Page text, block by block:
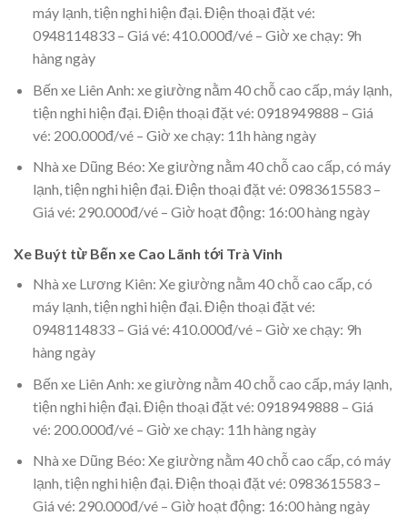
máy lạnh, tiện nghi hiện đại. Điện thoại đặt vé:
0948114833 – Giá vé: 410.000đ/vé – Giờ xe chạy: 9h
hàng ngày
Bến xe Liên Anh: xe giường nằm 40 chỗ cao cấp, máy lạnh,
tiện nghi hiện đại. Điện thoại đặt vé: 0918949888 – Giá
vé: 200.000đ/vé – Giờ xe chạy: 11h hàng ngày
Nhà xe Dũng Béo: Xe giường nằm 40 chỗ cao cấp, có máy
lạnh, tiện nghi hiện đại. Điện thoại đặt vé: 0983615583 –
Giá vé: 290.000đ/vé – Giờ hoạt động: 16:00 hàng ngày
Xe Buýt từ Bến xe Cao Lãnh tới Trà Vinh
Nhà xe Lương Kiên: Xe giường nằm 40 chỗ cao cấp, có
máy lạnh, tiện nghi hiện đại. Điện thoại đặt vé:
0948114833 – Giá vé: 410.000đ/vé – Giờ xe chạy: 9h
hàng ngày
Bến xe Liên Anh: xe giường nằm 40 chỗ cao cấp, máy lạnh,
tiện nghi hiện đại. Điện thoại đặt vé: 0918949888 – Giá
vé: 200.000đ/vé – Giờ xe chạy: 11h hàng ngày
Nhà xe Dũng Béo: Xe giường nằm 40 chỗ cao cấp, có máy
lạnh, tiện nghi hiện đại. Điện thoại đặt vé: 0983615583 –
Giá vé: 290.000đ/vé – Giờ hoạt động: 16:00 hàng ngày